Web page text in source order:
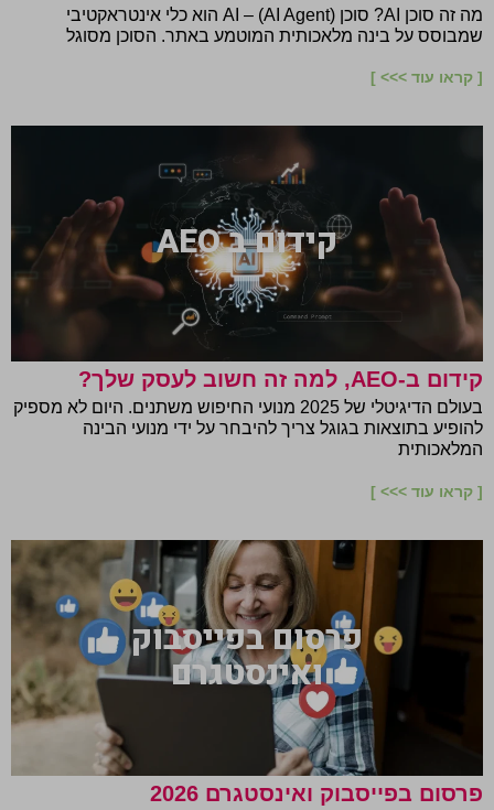
מה זה סוכן AI? סוכן AI – (AI Agent) הוא כלי אינטראקטיבי
שמבוסס על בינה מלאכותית המוטמע באתר. הסוכן מסוגל
[ קראו עוד >>> ]
קידום ב AEO
קידום ב-AEO, למה זה חשוב לעסק שלך?
בעולם הדיגיטלי של 2025 מנועי החיפוש משתנים. היום לא מספיק
להופיע בתוצאות בגוגל צריך להיבחר על ידי מנועי הבינה
המלאכותית
[ קראו עוד >>> ]
פרסום בפייסבוק
ואינסטגרם
פרסום בפייסבוק ואינסטגרם 2026